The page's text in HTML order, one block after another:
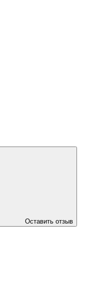
Оставить отзыв